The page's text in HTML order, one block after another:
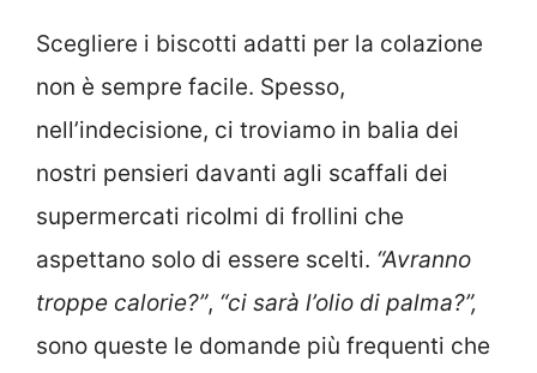
Scegliere i biscotti adatti per la colazione
non è sempre facile. Spesso,
nell’indecisione, ci troviamo in balia dei
nostri pensieri davanti agli scaffali dei
supermercati ricolmi di frollini che
aspettano solo di essere scelti. “Avranno
troppe calorie?”, “ci sarà l’olio di palma?”,
sono queste le domande più frequenti che